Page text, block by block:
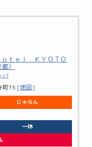
ｔｅｌ ＫＹＯＴＯ
）
バ
町15 [地図]
じゃらん
一休